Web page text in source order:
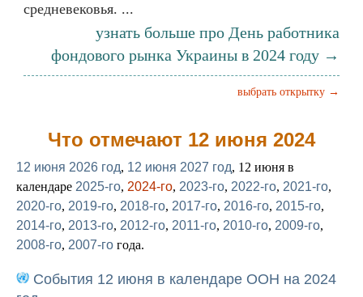
средневековья. ...
узнать больше про День работника
фондового рынка Украины в 2024 году →
выбрать открытку →
Что отмечают 12 июня 2024
12 июня 2026 год, 12 июня 2027 год, 12 июня в
календаре 2025-го, 2024-го, 2023-го, 2022-го, 2021-го,
2020-го, 2019-го, 2018-го, 2017-го, 2016-го, 2015-го,
2014-го, 2013-го, 2012-го, 2011-го, 2010-го, 2009-го,
2008-го, 2007-го года.
События 12 июня в календаре ООН на 2024